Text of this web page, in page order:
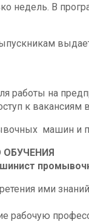
недель. В
работы на
к вакансиям
машин и
ими
рабочую